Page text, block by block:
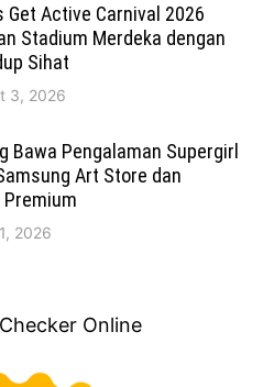
Get Active Carnival 2026
Stadium Merdeka dengan
Sihat
3, 2026
Bawa Pengalaman Supergirl
Art Store dan
Premium
2026
Online